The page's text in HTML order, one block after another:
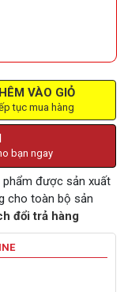
VÀO GIỎ
tục mua hàng
bạn ngay
phẩm được sản xuất
cho toàn bộ sản
đổi trả hàng